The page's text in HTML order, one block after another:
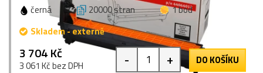
černá 20000 stran
1 bod
Skladem - externě
3 704 Kč
3 061 Kč bez DPH - + DO KOŠÍKU